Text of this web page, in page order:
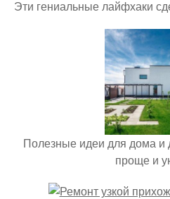
Эти гениальные лайфхаки
Полезные идеи для дома и
проще и